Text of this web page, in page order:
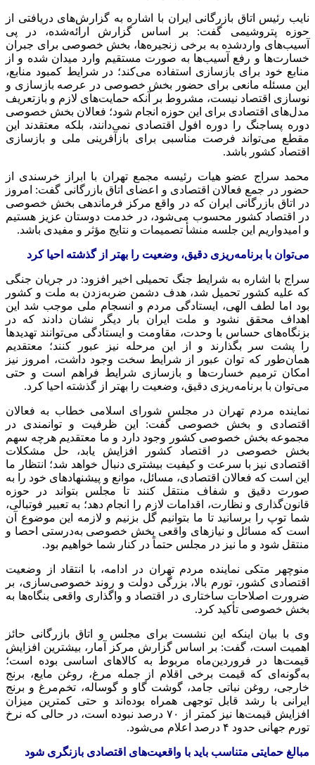
نایب رئیس اتاق بازرگانی ایران با اشاره به گزارش‌های دریافتی از
حوزه پتروشیمی گفت: بر اساس گزارش ارائه‌شده، در پی
آسیب‌های واردشده به برخی زنجیره‌ها، بخش خصوصی برای جبران
خسارت‌ها و رفع آسیب‌ها به صورت مستقیم وارد میدان شده و از
منابع خود برای بازسازی استفاده می‌کند؛ در شرایط کمبود منابع،
این مسئله مانعی برای حضور بخش خصوصی در عرصه بازسازی و
نوسازی اقتصاد نیست، مشروط بر آنکه حمایت‌های لازم و بازتعریف
مدل‌های اقتصادی برای این حوزه انجام شود؛ فعالان بخش خصوصی
دوره پساجنگ را دوره افول اقتصادی نمی‌دانند، بلکه معتقدند این
مقطع می‌تواند فرصت مناسبی برای بازآفرینی ملی و بازسازی
اقتصاد کشور باشد.
محمد سراج عضو هیات رئیسه مجمع تهران با ابراز خرسندی از
حضور در جمع فعالان اقتصادی و اعضای اتاق بازرگانی گفت: امروز
در اتاق بازرگانی ایران که در واقع مرکز فرماندهی بخش خصوصی
در اقتصاد کشور محسوب می‌شود، در خدمت دوستان عزیز هستیم
و امیدواریم این جلسه منشأ تصمیمات و نتایج مؤثر و مفیدی باشد.
می‌توان با برنامه‌ریزی دقیق، وضعیت را بهتر از گذشته احیا کرد
سراج با اشاره به شرایط جنگ تحمیلی اخیر افزود: در جریان جنگی
که علیه کشور تحمیل شد، هدف دشمن ضربه‌زدن به ملت و کشور
بود اما لطف الهی، ایستادگی مردم و انسجام ملی موجب شد این
اهداف محقق نشود و ملت ایران بار دیگر نشان دادند که در
بزنگاه‌های حساس با وحدت، مقاومت و ایستادگی می‌توانند تهدیدها
را پشت سر بگذارند و از این مرحله نیز عبور کنند؛ معتقدیم
همان‌طور که توان عبور از شرایط سخت وجود داشت، امروز نیز
امکان ترمیم خسارت‌ها و بازسازی شرایط فراهم است و حتی
می‌توان با برنامه‌ریزی دقیق، وضعیت را بهتر از گذشته احیا کرد.
نماینده مردم تهران در مجلس شورای اسلامی خطاب به فعالان
اقتصادی و بخش خصوصی گفت: این ظرفیت و توانمندی در
مجموعه بخش خصوصی کشور وجود دارد و ما معتقدیم هرچه سهم
بخش خصوصی در اقتصاد کشور افزایش یابد، حل مشکلات
اقتصادی نیز با سرعت و کیفیت بیشتری دنبال خواهد شد؛ انتظار ما
این است که فعالان اقتصادی، مسائل، موانع و پیشنهادهای خود را به
صورت دقیق و شفاف منتقل کنند تا مجلس بتواند در حوزه
قانون‌گذاری و نظارت، اقدامات لازم را انجام دهد؛ به تعبیر فوتبالی،
شما توپ را برسانید تا ما بتوانیم گل بزنیم و لازمه این موضوع آن
است که مسائل و نیازهای واقعی بخش خصوصی به‌درستی احصا و
منتقل شود و ما نیز در مجلس حتماً در کنار شما خواهیم بود.
منوچهر متکی نماینده مردم تهران در ادامه، با انتقاد از وضعیت
اقتصادی کشور، تورم بالا، بزرگی دولت و روند خصوصی‌سازی، بر
ضرورت اصلاحات ساختاری در اقتصاد و واگذاری واقعی بنگاه‌ها به
بخش خصوصی تأکید کرد.
وی با بیان اینکه این نشست برای مجلس و اتاق بازرگانی حائز
اهمیت است، گفت: بر اساس گزارش مرکز آمار، بیشترین افزایش
قیمت‌ها در فروردین‌ماه مربوط به کالاهای اساسی بوده است؛
به‌گونه‌ای که قیمت برخی اقلام از جمله مرغ، روغن مایع، برنج
خارجی، روغن نباتی جامد، گوشت گاو و گوساله، تخم‌مرغ و برنج
ایرانی با رشد قابل توجهی همراه بوده‌اند و حتی کمترین میزان
افزایش قیمت‌ها نیز کمتر از ۷۰ درصد نبوده است، در حالی که نرخ
تورم جهانی حدود ۴ درصد اعلام می‌شود.
مبالغ حمایتی متناسب باید با واقعیت‌های اقتصادی بازنگری شود